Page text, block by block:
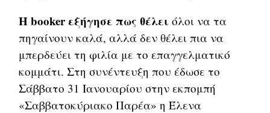
Η booker εξήγησε πως θέλει όλοι να τα
πηγαίνουν καλά, αλλά δεν θέλει πια να
μπερδεύει τη φιλία με το επαγγελματικό
κομμάτι. Στη συνέντευξη που έδωσε το
Σάββατο 31 Ιανουαρίου στην εκπομπή
«Σαββατοκύριακο Παρέα» η Έλενα